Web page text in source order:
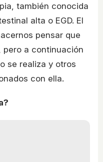
también conocida
alta o EGD. El
pensar que
pero a continuación
se realiza y otros
con ella.